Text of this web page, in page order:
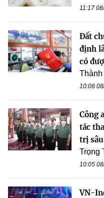
11:17
Đất
định
có
Thành
10:06
Công
tác
trị
Trọng
10:05
VN-